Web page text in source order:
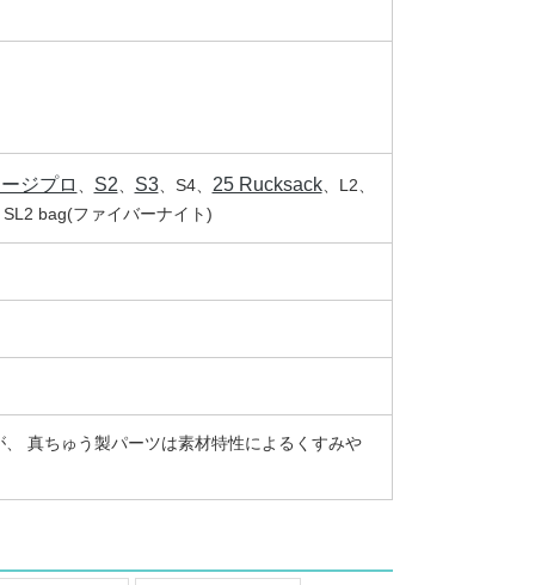
ジプロ S2 S3、S4、 25 Rucksack、L2、
bag(ファイバーナイト)
真ちゅう製パーツは素材特性によるくすみや